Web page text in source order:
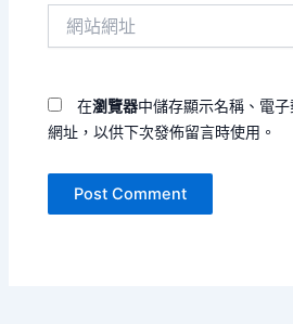
在瀏覽器中儲存顯示名稱、電
網址，以供下次發佈留言時使用。